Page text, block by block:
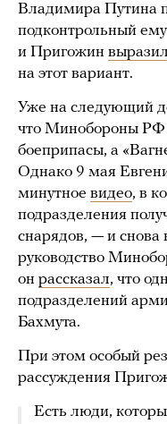
Владимира Путина
подконтрольный
и Пригожин выразил
на этот вариант.
Уже на следующий
что Минобороны РФ
боеприпасы, а
Однако 9 мая
минутное видео, в
подразделения
снарядов, — и снова
руководство
он рассказал, что
подразделений
Бахмута.
При этом особый
рассуждения
Есть люди,